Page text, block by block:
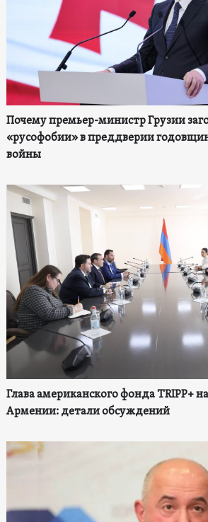
Почему премьер-министр Грузии
«русофобии» в преддверии
войны
Глава американского фонда TRIPP+
Армении: детали обсуждений